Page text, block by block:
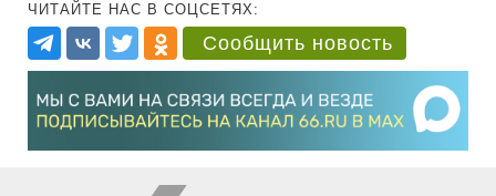
ЧИТАЙТЕ НАС В СОЦСЕТЯХ:
Сообщить новость